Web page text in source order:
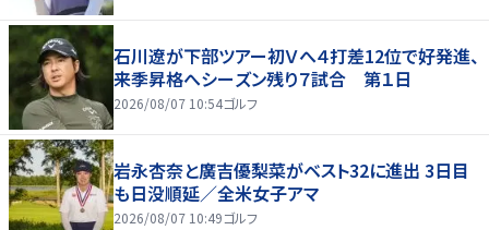
石川遼が下部ツアー初Ｖへ４打差12位で好発進、
来季昇格へシーズン残り７試合 第１日
2026/08/07 10:54ゴルフ
岩永杏奈と廣吉優梨菜がベスト32に進出 3日目
も日没順延／全米女子アマ
2026/08/07 10:49ゴルフ